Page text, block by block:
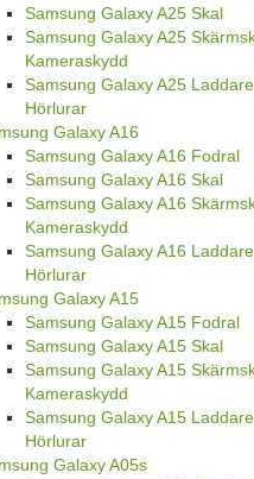
Samsung Galaxy A25 Skal
Samsung Galaxy A25
Kameraskydd
Samsung Galaxy A25
Hörlurar
Galaxy A16
Samsung Galaxy A16 Fodral
Samsung Galaxy A16 Skal
Samsung Galaxy A16
Kameraskydd
Samsung Galaxy A16
Hörlurar
Galaxy A15
Samsung Galaxy A15 Fodral
Samsung Galaxy A15 Skal
Samsung Galaxy A15
Kameraskydd
Samsung Galaxy A15
Hörlurar
Galaxy A05s